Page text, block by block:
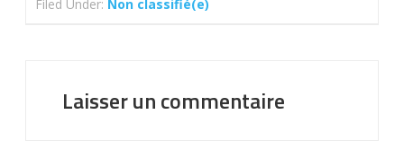
Filed Under: Non classifié(e)
Laisser un commentaire